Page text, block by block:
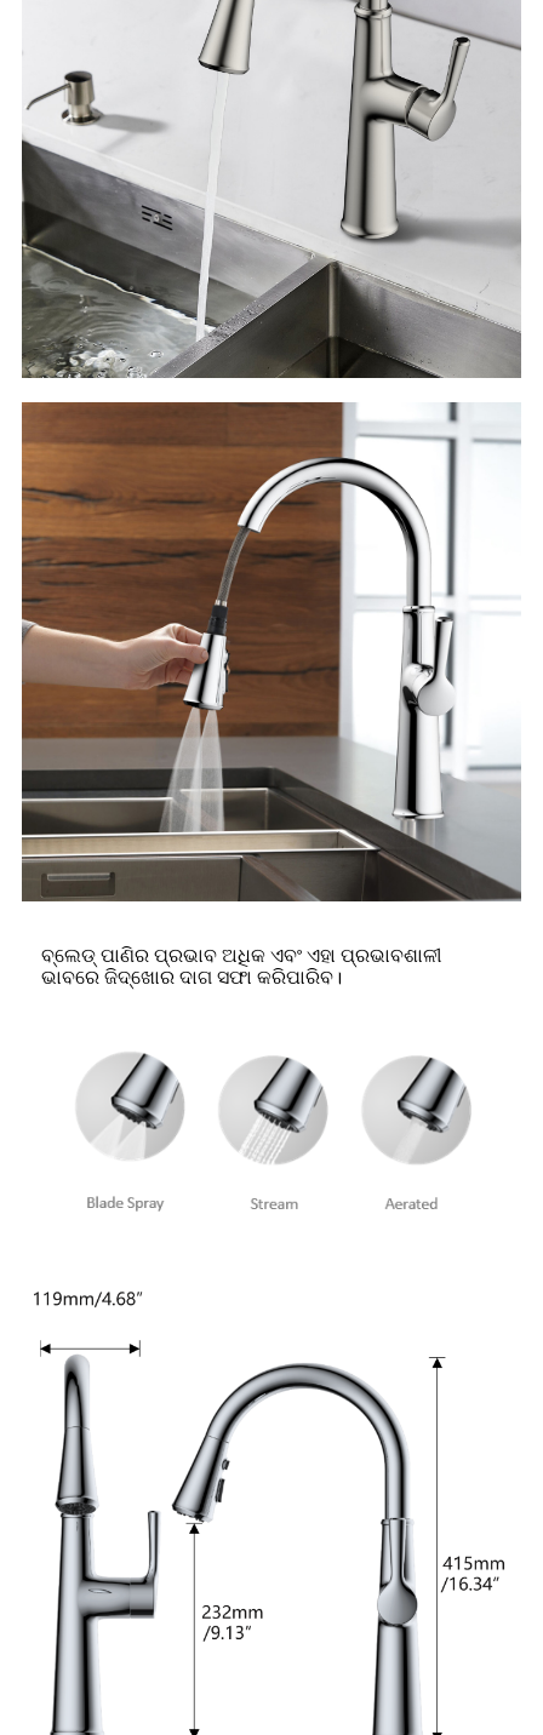
ବ୍ଲେଡ୍ ପାଣିର ପ୍ରଭାବ ଅଧିକ ଏବଂ ଏହା ପ୍ରଭାବଶାଳୀ
ଭାବରେ ଜିଦ୍ଖୋର ଦାଗ ସଫା କରିପାରିବ।